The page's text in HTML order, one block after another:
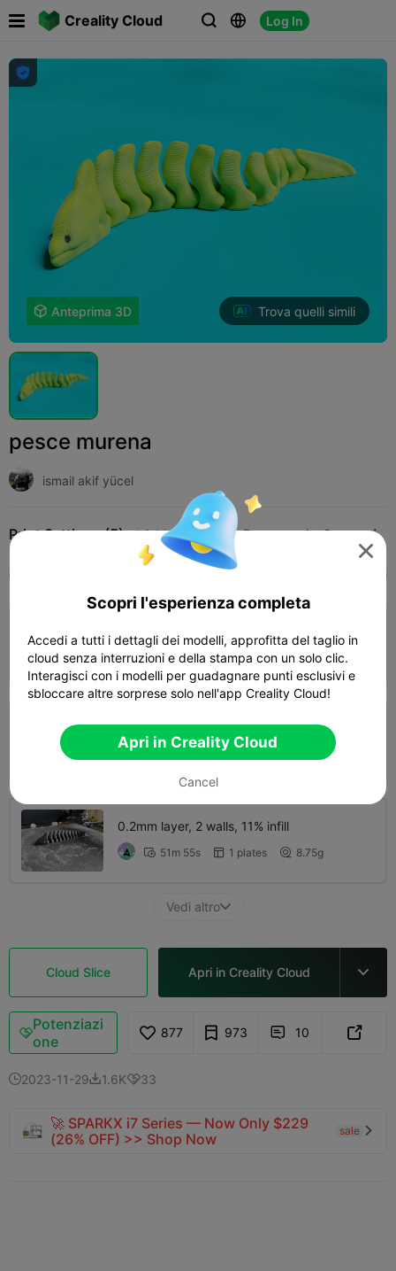
Creality Cloud   Log In
 

 Anteprima 3D Trova quelli simili
pesce murena
ismail akif yücel
Print Settings (5) Add Miniature  Personaggi e Creature 
 58m 53s  1 plates  15.53g
0.2mm layer, 3 walls, 15% infill
 113.33g
0.2mm layer, 2 walls, 11% infill
 51m 55s  1 plates  8.75g
Vedi altro
Cloud Slice Apri in Creality Cloud 
Potenziazi
one
877 973  10 
2023-11-291.6K33
🚀 SPARKX i7 Series — Now Only $229
(26% OFF) >> Shop Now
sale 

Scopri l'esperienza completa
Accedi a tutti i dettagli dei modelli, approfitta del taglio in
cloud senza interruzioni e della stampa con un solo clic.
Interagisci con i modelli per guadagnare punti esclusivi e
sbloccare altre sorprese solo nell'app Creality Cloud!
Apri in Creality Cloud
Cancel